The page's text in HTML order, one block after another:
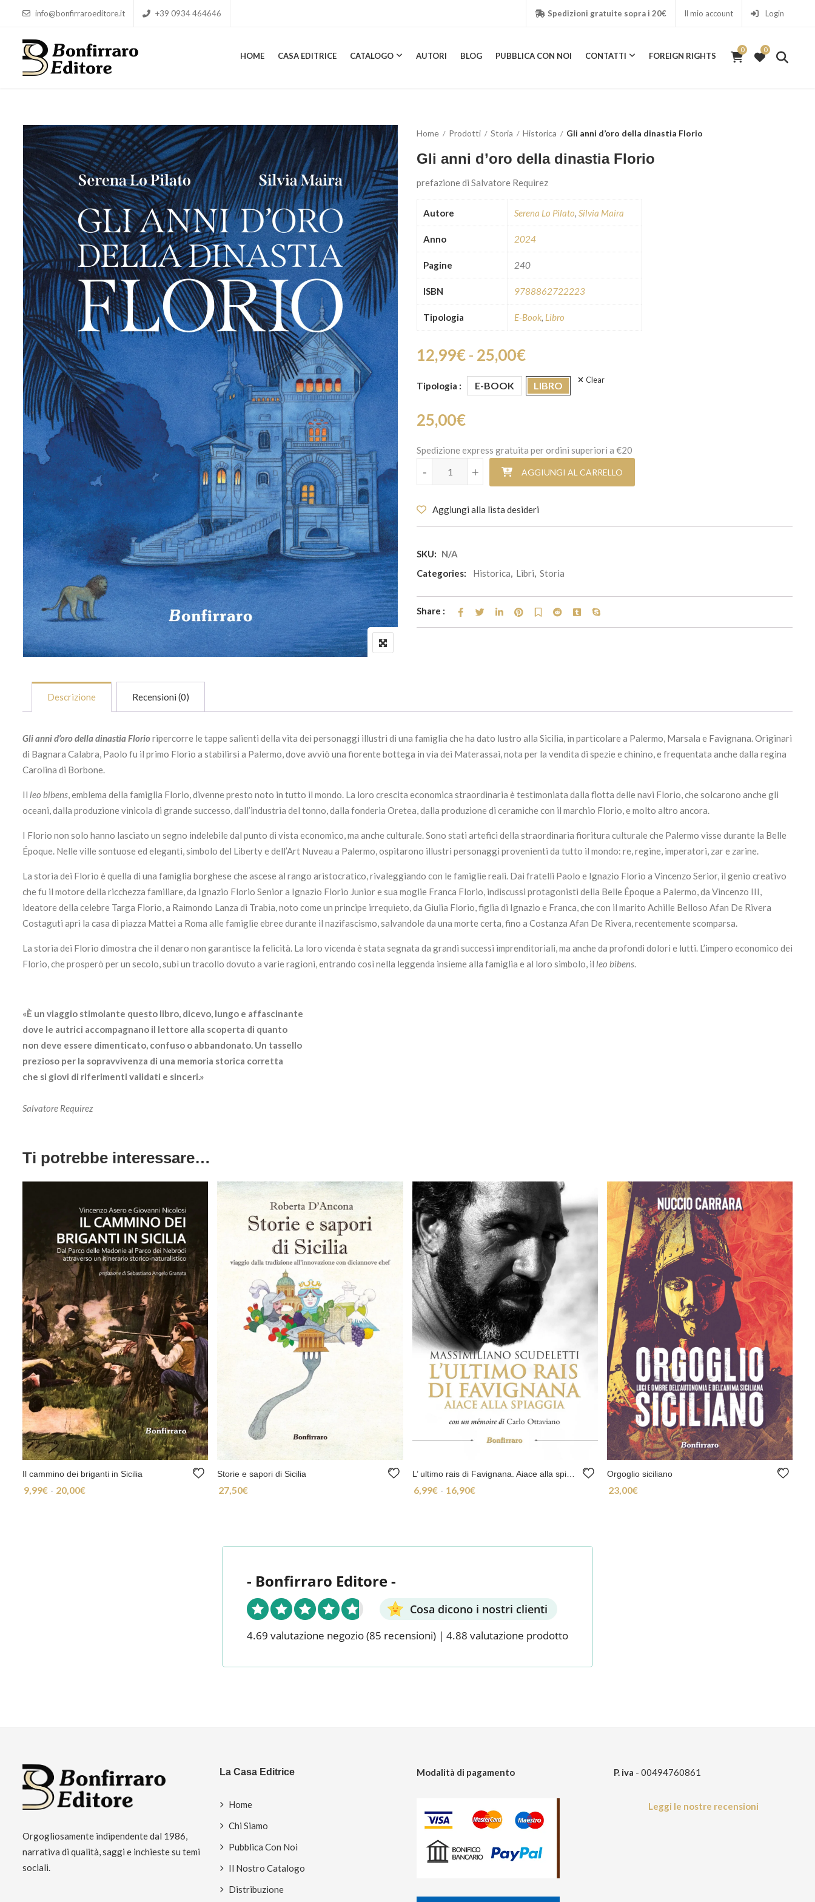
info@bonfirraroeditore.it +39 0934 464646 Spedizioni gratuite sopra i 20€ Il mio account Login
HOME CASA EDITRICE CATALOGO AUTORI BLOG PUBBLICA CON NOI CONTATTI FOREIGN RIGHTS
0
0
0
FOREIGN RIGHTS
Home Prodotti Storia Historica Gli anni d’oro della dinastia Florio
Gli anni d’oro della dinastia Florio
prefazione di Salvatore Requirez
Autore Serena Lo Pilato, Silvia Maira
Anno 2024
Pagine 240
ISBN 9788862722223
Tipologia E-Book, Libro
12,99€- 25,00€Fascia di prezzo: da 12,99€ a 25,00€
Tipologia E-BOOK LIBRO Clear
25,00€
Spedizione express gratuita per ordini superiori a €20
Gli anni d'oro della dinastia Florio quantità
+
- +
- AGGIUNGI AL CARRELLO
Aggiungi alla lista desideri
SKU: N/A
Categories:
Historica, Libri, Storia
Share :
Descrizione Recensioni (0)
Gli anni d’oro della dinastia Florioripercorre le tappe salienti della vita dei personaggi illustri di una famiglia che ha dato lustro alla Sicilia, in particolare a Palermo, Marsala e Favignana. Originari
di Bagnara Calabra, Paolo fu il primo Florio a stabilirsi a Palermo, dove avviò una fiorente bottega in via dei Materassai, nota per la vendita di spezie e chinino, e frequentata anche dalla regina
Carolina di Borbone.
Il leo bibens, emblema della famiglia Florio, divenne presto noto in tutto il mondo. La loro crescita economica straordinaria è testimoniata dalla flotta delle navi Florio, che solcarono anche gli
oceani, dalla produzione vinicola di grande successo, dall’industria del tonno, dalla fonderia Oretea, dalla produzione di ceramiche con il marchio Florio, e molto altro ancora.
I Florio non solo hanno lasciato un segno indelebile dal punto di vista economico, ma anche culturale. Sono stati artefici della straordinaria fioritura culturale che Palermo visse durante la Belle
Époque. Nelle ville sontuose ed eleganti, simbolo del Liberty e dell’Art Nuveau a Palermo, ospitarono illustri personaggi provenienti da tutto il mondo: re, regine, imperatori, zar e zarine.
La storia dei Florio è quella di una famiglia borghese che ascese al rango aristocratico, rivaleggiando con le famiglie reali. Dai fratelli Paolo e Ignazio Florio a Vincenzo Serior, il genio creativo
che fu il motore della ricchezza familiare, da Ignazio Florio Senior a Ignazio Florio Junior e sua moglie Franca Florio, indiscussi protagonisti della Belle Époque a Palermo, da Vincenzo III,
ideatore della celebre Targa Florio, a Raimondo Lanza di Trabia, noto come un principe irrequieto, da Giulia Florio, figlia di Ignazio e Franca, che con il marito Achille Belloso Afan De Rivera
Costaguti aprì la casa di piazza Mattei a Roma alle famiglie ebree durante il nazifascismo, salvandole da una morte certa, fino a Costanza Afan De Rivera, recentemente scomparsa.
La storia dei Florio dimostra che il denaro non garantisce la felicità. La loro vicenda è stata segnata da grandi successi imprenditoriali, ma anche da profondi dolori e lutti. L’impero economico dei
Florio, che prosperò per un secolo, subì un tracollo dovuto a varie ragioni, entrando così nella leggenda insieme alla famiglia e al loro simbolo, il leo bibens.
«È un viaggio stimolante questo libro, dicevo, lungo e affascinante
dove le autrici accompagnano il lettore alla scoperta di quanto
non deve essere dimenticato, confuso o abbandonato. Un tassello
prezioso per la sopravvivenza di una memoria storica corretta
che si giovi di riferimenti validati e sinceri.»
Salvatore Requirez
Ti potrebbe interessare…
Il cammino dei briganti in Sicilia
9,99€ - 20,00€
Storie e sapori di Sicilia
27,50€
L’ ultimo rais di Favignana. Aiace alla spiaggia
6,99€ - 16,90€
Orgoglio siciliano
23,00€
- Bonfirraro Editore -
Cosa dicono i nostri clienti
4.69 valutazione negozio(85 recensioni) | 4.88 valutazione prodotto
Orgogliosamente indipendente dal 1986,
narrativa di qualità, saggi e inchieste su temi
sociali.
La Casa Editrice
Home
Chi Siamo
Pubblica Con Noi
Il Nostro Catalogo
Distribuzione
Modalità di pagamento P. iva - 00494760861
Leggi le nostre recensioni